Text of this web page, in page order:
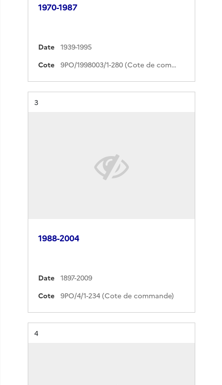
1970-1987
Date
1939-1995
Cote
9PO/1998003/1-280 (Cote de commande)
Résultat n°
3
1988-2004
Date
1897-2009
Cote
9PO/4/1-234 (Cote de commande)
Résultat n°
4